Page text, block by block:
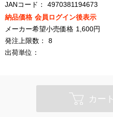
JANコード：
4970381194673
納品価格 会員ログイン後表示
メーカー希望小売価格 1,600円
発注上限数：
8
出荷単位：
カー